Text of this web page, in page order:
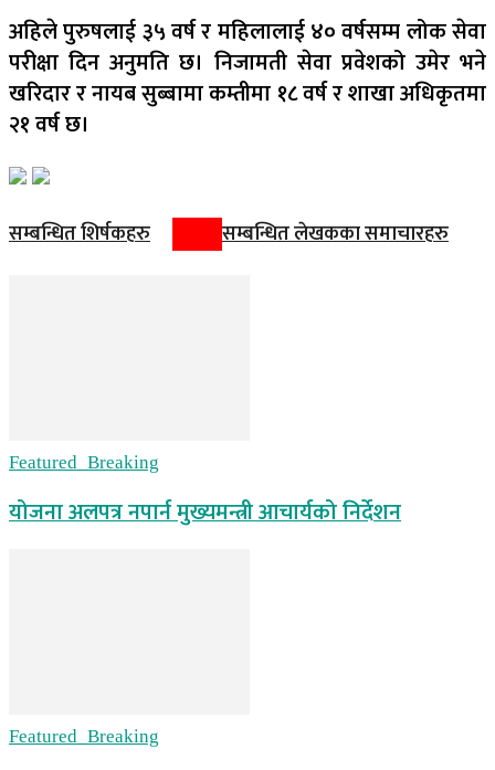
अहिले पुरुषलाई ३५ वर्ष र महिलालाई ४० वर्षसम्म लोक सेवा
परीक्षा दिन अनुमति छ। निजामती सेवा प्रवेशको उमेर भने
खरिदार र नायब सुब्बामा कम्तीमा १८ वर्ष र शाखा अधिकृतमा
२१ वर्ष छ।
सम्बन्धित शिर्षकहरु सम्बन्धित लेखकका समाचारहरु
Featured_Breaking
योजना अलपत्र नपार्न मुख्यमन्त्री आचार्यको निर्देशन
Featured_Breaking